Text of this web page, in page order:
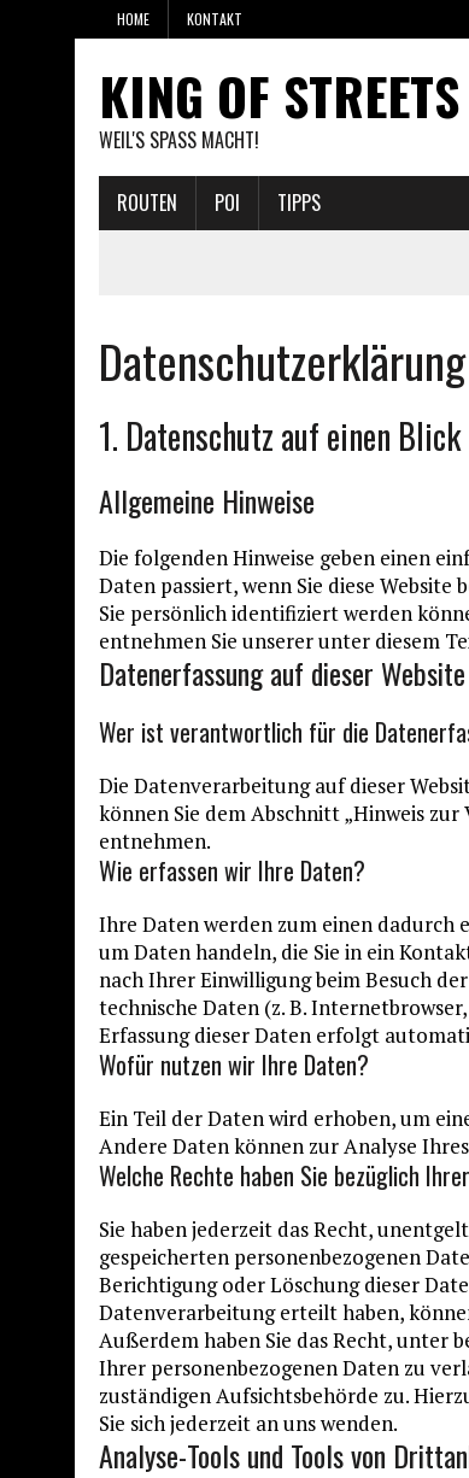
HOME KONTAKT
KING OF STREETS
WEIL'S SPASS MACHT!
ROUTEN POI TIPPS
Datenschutzerklärung
1. Datenschutz auf einen Blick
Allgemeine Hinweise
Die folgenden Hinweise geben einen
Daten passiert, wenn Sie diese Website
Sie persönlich identifiziert werden
entnehmen Sie unserer unter diesem
Datenerfassung auf dieser Website
Wer ist verantwortlich für die
Die Datenverarbeitung auf dieser
können Sie dem Abschnitt „Hinweis
entnehmen.
Wie erfassen wir Ihre Daten?
Ihre Daten werden zum einen dadurch
um Daten handeln, die Sie in ein
nach Ihrer Einwilligung beim Besuch
technische Daten (z. B.
Erfassung dieser Daten erfolgt
Wofür nutzen wir Ihre Daten?
Ein Teil der Daten wird erhoben, um
Andere Daten können zur Analyse
Welche Rechte haben Sie bezüglich
Sie haben jederzeit das Recht,
gespeicherten personenbezogenen
Berichtigung oder Löschung dieser
Datenverarbeitung erteilt haben,
Außerdem haben Sie das Recht, unter
Ihrer personenbezogenen Daten zu
zuständigen Aufsichtsbehörde zu.
Sie sich jederzeit an uns wenden.
Analyse-Tools und Tools von